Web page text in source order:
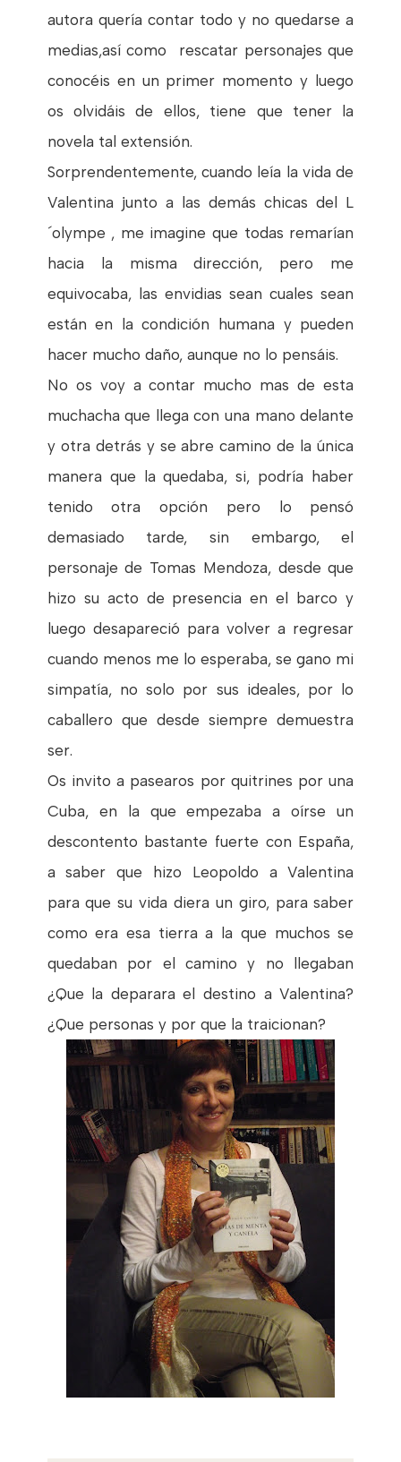
autora quería contar todo y no quedarse a
medias,así como rescatar personajes que
conocéis en un primer momento y luego
os olvidáis de ellos, tiene que tener la
novela tal extensión.
Sorprendentemente, cuando leía la vida de
Valentina junto a las demás chicas del L
´olympe , me imagine que todas remarían
hacia la misma dirección, pero me
equivocaba, las envidias sean cuales sean
están en la condición humana y pueden
hacer mucho daño, aunque no lo pensáis.
No os voy a contar mucho mas de esta
muchacha que llega con una mano delante
y otra detrás y se abre camino de la única
manera que la quedaba, si, podría haber
tenido otra opción pero lo pensó
demasiado tarde, sin embargo, el
personaje de Tomas Mendoza, desde que
hizo su acto de presencia en el barco y
luego desapareció para volver a regresar
cuando menos me lo esperaba, se gano mi
simpatía, no solo por sus ideales, por lo
caballero que desde siempre demuestra
ser.
Os invito a pasearos por quitrines por una
Cuba, en la que empezaba a oírse un
descontento bastante fuerte con España,
a saber que hizo Leopoldo a Valentina
para que su vida diera un giro, para saber
como era esa tierra a la que muchos se
quedaban por el camino y no llegaban
¿Que la deparara el destino a Valentina?
¿Que personas y por que la traicionan?